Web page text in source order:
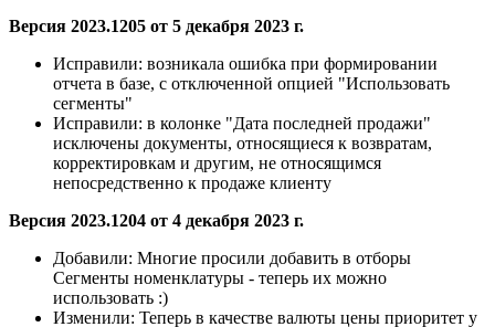
Версия 2023.1205 от 5 декабря 2023 г.
Исправили: возникала ошибка при формировании
отчета в базе, с отключенной опцией "Использовать
сегменты"
Исправили: в колонке "Дата последней продажи"
исключены документы, относящиеся к возвратам,
корректировкам и другим, не относящимся
непосредственно к продаже клиенту
Версия 2023.1204 от 4 декабря 2023 г.
Добавили: Многие просили добавить в отборы
Сегменты номенклатуры - теперь их можно
использовать :)
Изменили: Теперь в качестве валюты цены приоритет у